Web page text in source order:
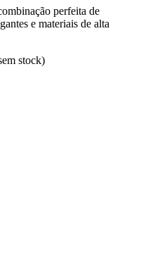
perfeita de
e materiais de alta
stock)